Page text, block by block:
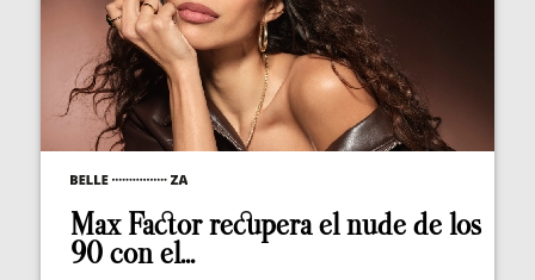
Max Factor recupera el nude de los
90 con el...